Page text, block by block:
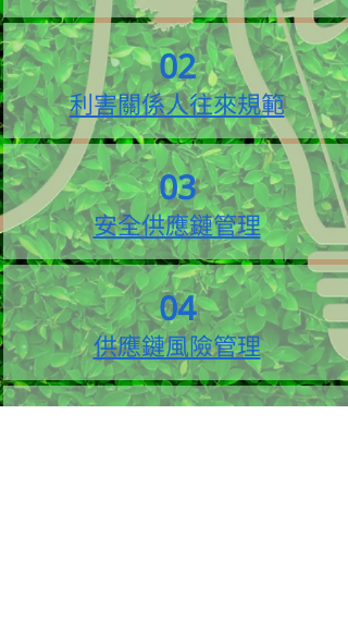
02
利害關係人往來規範
03
安全供應鏈管理
04
供應鏈風險管理